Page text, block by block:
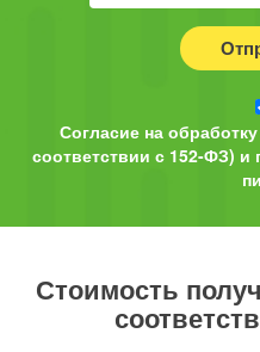
Согласие на
соответствии с 152-ФЗ)
Стоимость